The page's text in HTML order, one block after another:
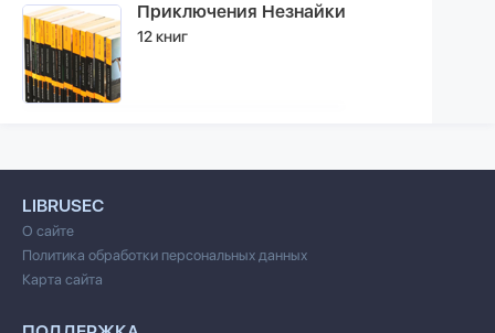
Приключения Незнайки
12 книг
LIBRUSEC
О сайте
Политика обработки персональных данных
Карта сайта